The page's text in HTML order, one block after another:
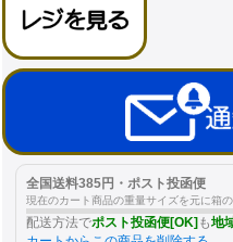
全国送料385円・ポスト投函便
現在のカート商品の重量サイズを元に箱
配送方法でポスト投函便[OK] も地